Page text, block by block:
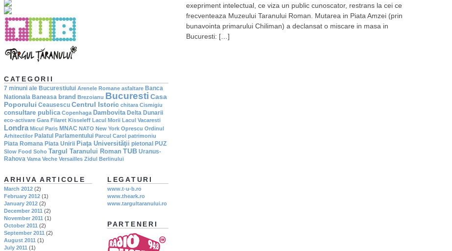
exepriment intelectual, ce viza un public cunoscator, restrans la cei ce
frecventeaza Muzeului Taranului Roman. Mutarea in Piata Amzei (prin
bunavointa primarului Chiliman) a declansat o miscare in masa in
Bucuresti: […]
CATEGORII
7 minuni ale Bucurestiului Arenele Romane asfaltare Banca
Nationala Baneasa brand Brezoianu Bucuresti Casa
Poporului Ceausescu Centrul Istoric chitara Cismigiu
consultare publica Copenhaga Dambovita Delta Dunarii
eco-activare Gara Filaret Kisseleff Lacul Morii Lacul Vacaresti
Londra Micul Paris MNAC NATO New York Oprescu Ordinul
Arhitectilor Palatul Parlamentului Parcul Carol patrimoniu
Piata Romana Piata Unirii Piaţa Universităţii pietonal PUZ
Slow Food Soho Targul Taranului Roman TUB Uranus-
Rahova Vama Veche Versailles Zidul Berlinului
LEGATURI
www.t-u-b.ro
www.theark.ro
www.targultaranului.ro
PARTENERI
ARHIVA ARTICOLE
March 2012 (2)
February 2012 (1)
January 2012 (2)
December 2011 (2)
November 2011 (1)
October 2011 (2)
September 2011 (2)
August 2011 (1)
July 2011 (1)